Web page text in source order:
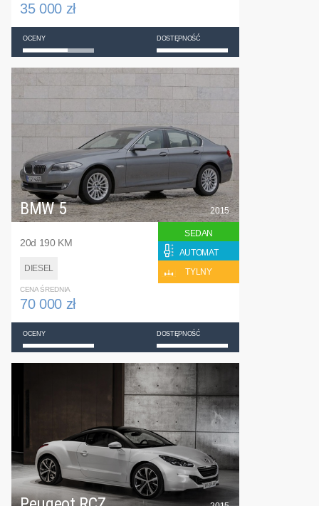
35 000 zł
OCENY DOSTĘPNOŚĆ
BMW 5
20d 190 KM
DIESEL
2015
SEDAN
AUTOMAT
TYLNY
CENA ŚREDNIA
70 000 zł
OCENY DOSTĘPNOŚĆ